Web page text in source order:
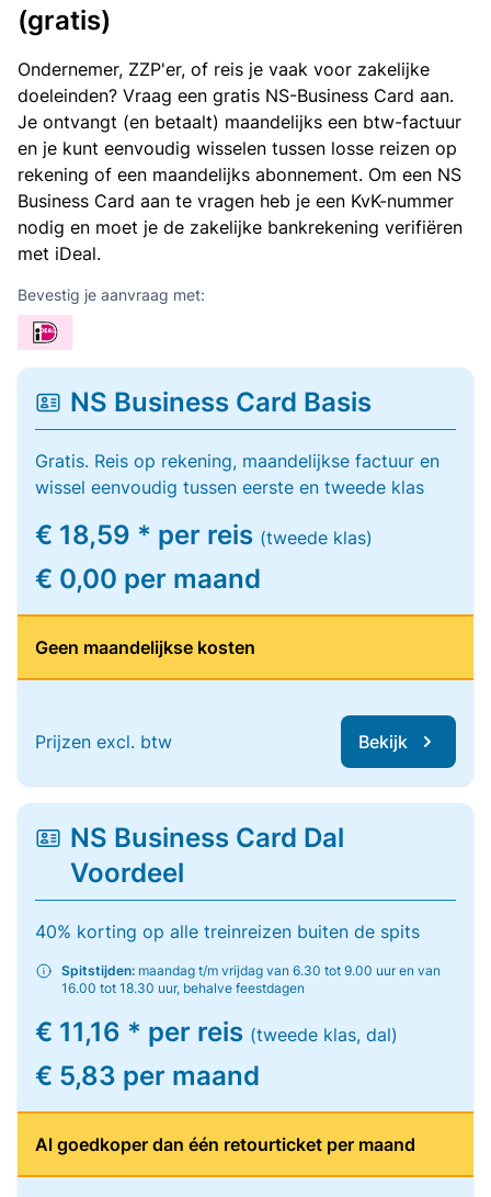
(gratis)
Ondernemer, ZZP'er, of reis je vaak voor zakelijke
doeleinden? Vraag een gratis NS-Business Card aan.
Je ontvangt (en betaalt) maandelijks een btw-factuur
en je kunt eenvoudig wisselen tussen losse reizen op
rekening of een maandelijks abonnement. Om een NS
Business Card aan te vragen heb je een KvK-nummer
nodig en moet je de zakelijke bankrekening verifiëren
met iDeal.
Bevestig je aanvraag met:
NS Business Card Basis
Gratis. Reis op rekening, maandelijkse factuur en
wissel eenvoudig tussen eerste en tweede klas
€ 18,59 * per reis (tweede klas)
€ 0,00 per maand
Geen maandelijkse kosten
Prijzen excl. btw Bekijk
NS Business Card Dal
Voordeel
40% korting op alle treinreizen buiten de spits
Spitstijden: maandag t/m vrijdag van 6.30 tot 9.00 uur en van
16.00 tot 18.30 uur, behalve feestdagen
€ 11,16 * per reis (tweede klas, dal)
€ 5,83 per maand
Al goedkoper dan één retourticket per maand